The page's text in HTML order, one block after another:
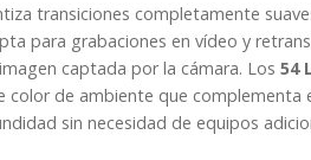
transiciones completamente
para grabaciones en vídeo y
captada por la cámara. Los 54
color de ambiente que
sin necesidad de equipos